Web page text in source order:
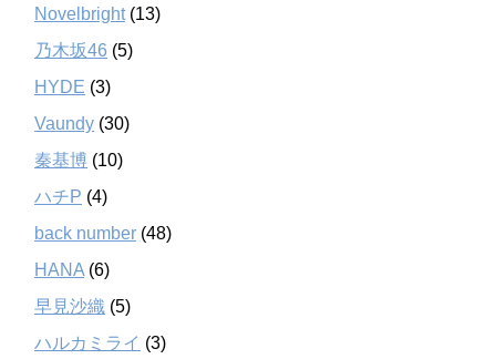
Novelbright(13)
乃木坂46 (5)
HYDE (3)
Vaundy (30)
秦基博 (10)
ハチP (4)
back number (48)
HANA (6)
早見沙織 (5)
ハルカミライ (3)